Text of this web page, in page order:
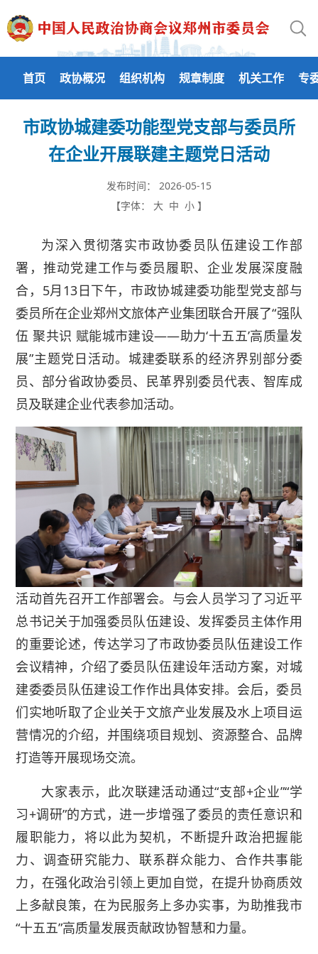
首页 政协概况 组织机构 规章制度 机关工作 专
市政协城建委功能型党支部与委员所
在企业开展联建主题党日活动
发布时间：
2026-05-15
【字体：
大 中 小 】
为深入贯彻落实市政协委员队伍建设工作部
署，推动党建工作与委员履职、企业发展深度融
合，5月13日下午，市政协城建委功能型党支部与
委员所在企业郑州文旅体产业集团联合开展了“强队
伍 聚共识 赋能城市建设——助力‘十五五’高质量发
展”主题党日活动。城建委联系的经济界别部分委
员、部分省政协委员、民革界别委员代表、智库成
员及联建企业代表参加活动。
活动首先召开工作部署会。与会人员学习了习近平
总书记关于加强委员队伍建设、发挥委员主体作用
的重要论述，传达学习了市政协委员队伍建设工作
会议精神，介绍了委员队伍建设年活动方案，对城
建委委员队伍建设工作作出具体安排。会后，委员
们实地听取了企业关于文旅产业发展及水上项目运
营情况的介绍，并围绕项目规划、资源整合、品牌
打造等开展现场交流。
大家表示，此次联建活动通过“支部+企业”“学
习+调研”的方式，进一步增强了委员的责任意识和
履职能力，将以此为契机，不断提升政治把握能
力、调查研究能力、联系群众能力、合作共事能
力，在强化政治引领上更加自觉，在提升协商质效
上多献良策，在为民服务上多办实事，为助推我市
“十五五”高质量发展贡献政协智慧和力量。